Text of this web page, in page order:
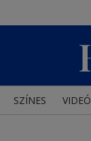
SZÍNES VIDEÓ